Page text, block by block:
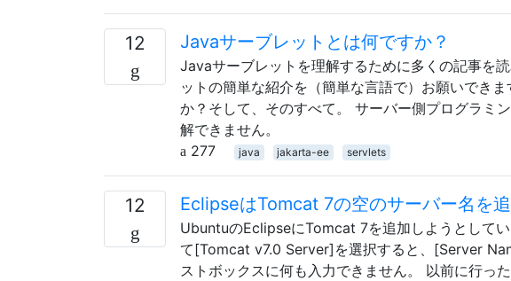
12 Javaサーブレットとは何ですか？
Javaサーブレットを理解するために多くの記事を
ットの簡単な紹介を（簡単な言語で）お願いでき
か？そして、そのすべて。 サーバー側プログラミ
解できません。
277
java jakarta-ee servlets
12 EclipseはTomcat 7の空のサーバー名を
UbuntuのEclipseにTomcat 7を追加しようとして
て[Tomcat v7.0 Server]を選択すると、[Server
ストボックスに何も入力できません。 以前に行っ